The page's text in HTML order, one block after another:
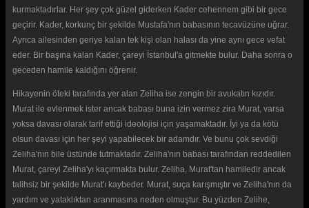
kurmaktadırlar. Her şey çok güzel giderken Kader cehennem gibi bir gece
geçirir. Kader, korkunç bir şekilde Mustafa'nın babasının tecavüzüne uğrar.
Ayrıca ailesinden geriye kalan tek kişi olan halası da yine aynı gece vefat
eder. Bir başına kalan Kader, çareyi İstanbul'a gitmekte bulur. Daha sonra o
geceden hamile kaldığını öğrenir.
Hikayenin öteki tarafında yer alan Zeliha ise zengin bir avukatın kızıdır.
Murat ile evlenmek ister ancak babası buna izin vermez zira Murat, varsa
yoksa davası olarak tarif ettiği ideolojisi için yaşamaktadır. İyi ya da kötü
olsun davası için her şeyi yapabilecek bir adamdır. Ve bunu çok sevdiği
Zeliha'nın bile üstünde tutmaktadır. Zeliha'nın babası tarafından reddedilen
Murat, çareyi Zeliha'yı kaçırmakta bulur. Zeliha, Murat'tan hamiledir ancak
talihsiz bir şekilde Murat'ı kaybeder. Murat, suça karışmıştır ve Zeliha'nın da
yardım ve yataklıktan aranmasına neden olmuştur. Bu yüzden Zelihe,